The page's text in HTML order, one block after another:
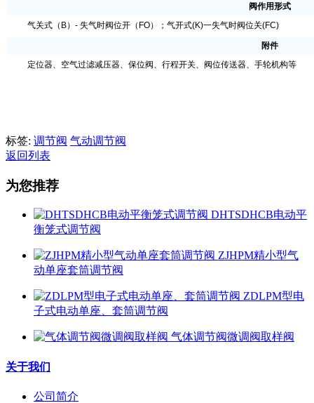
阀作用形式
气关式（B）- 失气时阀位开（FO）；气开式(K)一失气时阀位关(FC)
附件
定位器、空气过滤减压器、保位阀、行程开关、阀位传送器、手轮机构等
标签: 调节阀 气动调节阀
返回列表
为您推荐
DHTSDHCB电动平
衡笼式调节阀
ZJHPM精小型气
动单座套筒调节阀
ZDLPM型电
子式电动单座、套筒调节阀
气体调节阀微调阀取样阀
关于我们
公司简介